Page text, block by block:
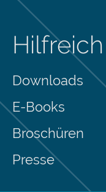
Hilfreich
Downloads
E-Books
Broschüren
Presse